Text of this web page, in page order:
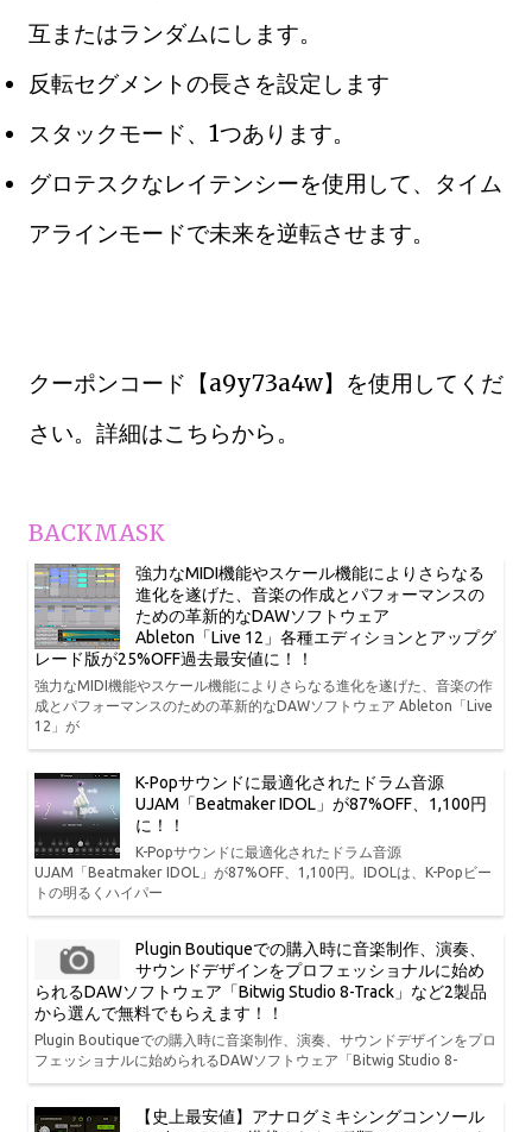
互またはランダムにします。
反転セグメントの長さを設定します
スタックモード、1つあります。
グロテスクなレイテンシーを使用して、タイム
アラインモードで未来を逆転させます。
クーポンコード【a9y73a4w】を使用してくだ
さい。詳細はこちらから。
BACKMASK
強力なMIDI機能やスケール機能によりさらなる
進化を遂げた、音楽の作成とパフォーマンスの
ための革新的なDAWソフトウェア
Ableton「Live 12」各種エディションとアップグ
レード版が25%OFF過去最安値に！！
強力なMIDI機能やスケール機能によりさらなる進化を遂げた、音楽の作
成とパフォーマンスのための革新的なDAWソフトウェア Ableton「Live
12」が
K-Popサウンドに最適化されたドラム音源
UJAM「Beatmaker IDOL」が87%OFF、1,100円
に！！
K-Popサウンドに最適化されたドラム音源
UJAM「Beatmaker IDOL」が87%OFF、1,100円。IDOLは、K-Popビー
トの明るくハイパー
Plugin Boutiqueでの購入時に音楽制作、演奏、
サウンドデザインをプロフェッショナルに始め
られるDAWソフトウェア「Bitwig Studio 8-Track」など2製品
から選んで無料でもらえます！！
Plugin Boutiqueでの購入時に音楽制作、演奏、サウンドデザインをプロ
フェッショナルに始められるDAWソフトウェア「Bitwig Studio 8-
【史上最安値】アナログミキシングコンソール